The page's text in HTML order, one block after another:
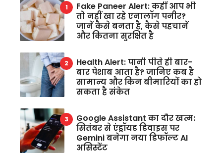
Fake Paneer Alert: कहीं आप भी
तो नहीं खा रहे एनालॉग पनीर?
जानें कैसे बनता है, कैसे पहचानें
और कितना सुरक्षित है
Health Alert: पानी पीते ही बार-
बार पेशाब आता है? जानिए कब है
सामान्य और किन बीमारियों का हो
सकता है संकेत
Google Assistant का दौर खत्म:
सितंबर से एंड्रॉयड डिवाइस पर
Gemini बनेगा नया डिफॉल्ट AI
असिस्टेंट